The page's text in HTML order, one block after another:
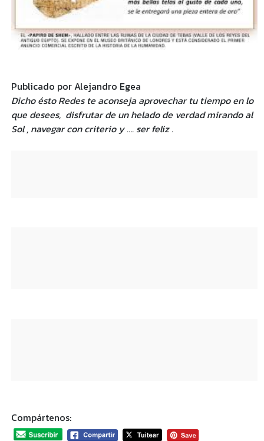
Publicado por Alejandro Egea
Dicho ésto Redes te aconseja aprovechar tu tiempo en lo
que desees, disfrutar de un helado de verdad mirando al
Sol , navegar con criterio y …. ser feliz .
Compártenos: